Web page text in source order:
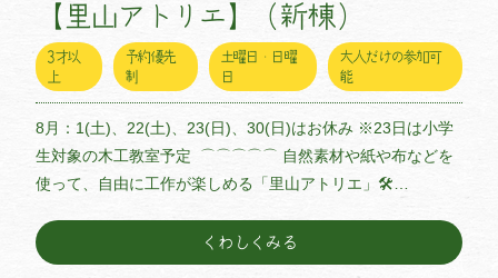
【里山アトリエ】（新棟）
3才以
上
予約優先
制
土曜日・日曜
日
大人だけの参加可
能
8月：1(土)、22(土)、23(日)、30(日)はお休み ※23日は小学
生対象の木工教室予定 ⌒⌒⌒⌒⌒ 自然素材や紙や布などを
使って、自由に工作が楽しめる「里山アトリエ」🛠…
くわしくみる